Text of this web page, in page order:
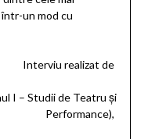
un mod cu
Interviu realizat de
I – Studii de Teatru și
Performance),